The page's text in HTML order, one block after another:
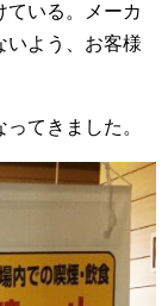
ている。メーカ
いよう、お客様
てきました。